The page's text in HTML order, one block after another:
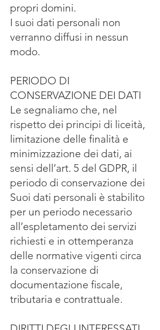
propri domini.
I suoi dati personali non
verranno diffusi in nessun
modo.
PERIODO DI
CONSERVAZIONE DEI DATI
Le segnaliamo che, nel
rispetto dei principi di liceità,
limitazione delle finalità e
minimizzazione dei dati, ai
sensi dell’art. 5 del GDPR, il
periodo di conservazione dei
Suoi dati personali è stabilito
per un periodo necessario
all’espletamento dei servizi
richiesti e in ottemperanza
delle normative vigenti circa
la conservazione di
documentazione fiscale,
tributaria e contrattuale.